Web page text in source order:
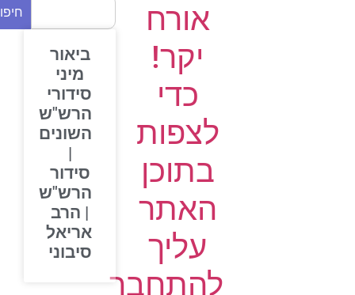
אורח
יקר!
כדי
לצפות
בתוכן
האתר
עליך
להתחבר
חיפוש
ביאור
מיני
סידורי
הרש"ש
השונים
סידור
הרש"ש
| הרב
אריאל
סיבוני